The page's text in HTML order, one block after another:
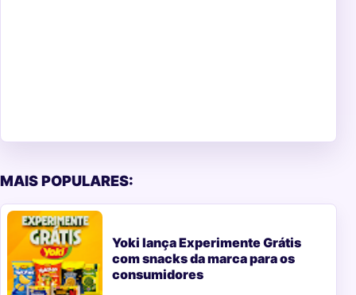
MAIS POPULARES:
Yoki lança Experimente Grátis
com snacks da marca para os
consumidores